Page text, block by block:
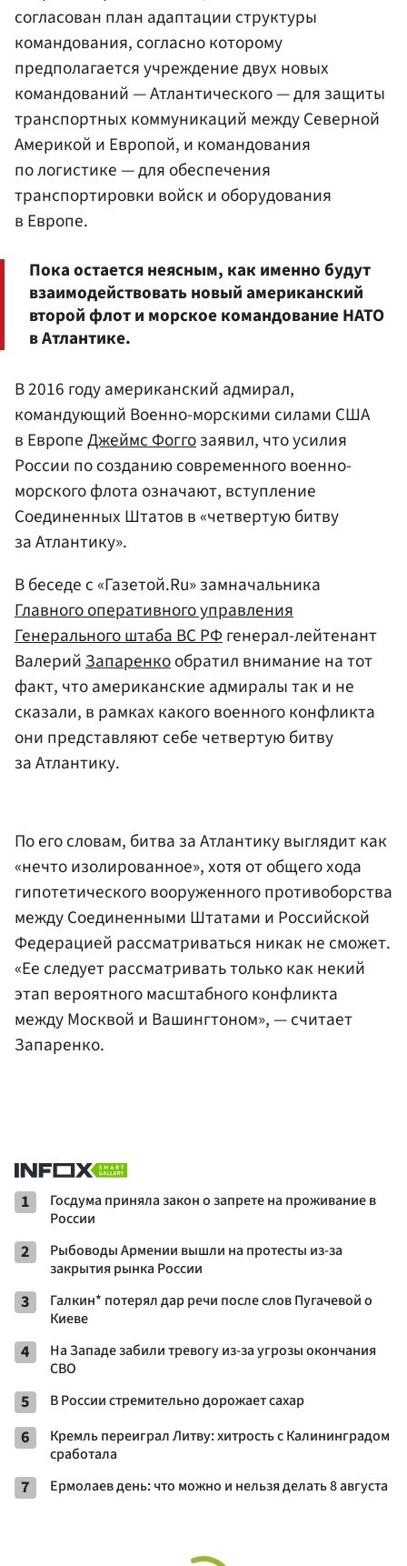
согласован план адаптации структуры
командования, согласно которому
предполагается учреждение двух новых
командований — Атлантического — для защиты
транспортных коммуникаций между Северной
Америкой и Европой, и командования
по логистике — для обеспечения
транспортировки войск и оборудования
в Европе.
Пока остается неясным, как именно будут
взаимодействовать новый американский
второй флот и морское командование НАТО
в Атлантике.
В 2016 году американский адмирал,
командующий Военно-морскими силами США
в ЕвропеДжеймс Фоггозаявил, что усилия
России по созданию современного военно-
морского флота означают, вступление
Соединенных Штатов в «четвертую битву
за Атлантику».
В беседе с «Газетой.Ru» замначальника
Главного оперативного управления
Генерального штаба ВС РФгенерал-лейтенант
ВалерийЗапаренкообратил внимание на тот
факт, что американские адмиралы так и не
сказали, в рамках какого военного конфликта
они представляют себе четвертую битву
за Атлантику.
По его словам, битва за Атлантику выглядит как
«нечто изолированное», хотя от общего хода
гипотетического вооруженного противоборства
между Соединенными Штатами и Российской
Федерацией рассматриваться никак не сможет.
«Ее следует рассматривать только как некий
этап вероятного масштабного конфликта
между Москвой и Вашингтоном», — считает
Запаренко.
1
Госдума приняла закон о запрете на проживание в
России
2
Рыбоводы Армении вышли на протесты из-за
закрытия рынка России
3
Галкин* потерял дар речи после слов Пугачевой о
Киеве
4
На Западе забили тревогу из-за угрозы окончания
СВО
5 В России стремительно дорожает сахар
6
Кремль переиграл Литву: хитрость с Калининградом
сработала
7 Ермолаев день: что можно и нельзя делать 8 августа